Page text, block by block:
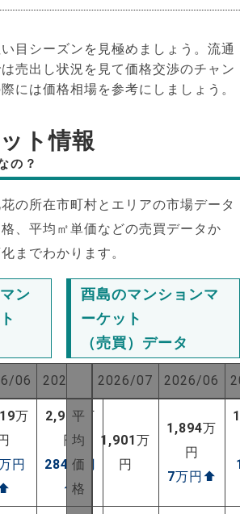
目シーズンを見極めましょう。流通
売出し状況を見て価格交渉のチャン
には価格相場を参考にしましょう。
ト情報
の？
の所在市町村とエリアの市場データ
、平均㎡単価などの売買データか
までわかります。
ン
06 2025/07
万
円
2,974万
円
284 万円
⬆
酉島のマンションマ
ーケット
（売買）データ
2026/07 2026/06
平
均
価
格
1,901万
円
1,894万
円
7万円 ⬆